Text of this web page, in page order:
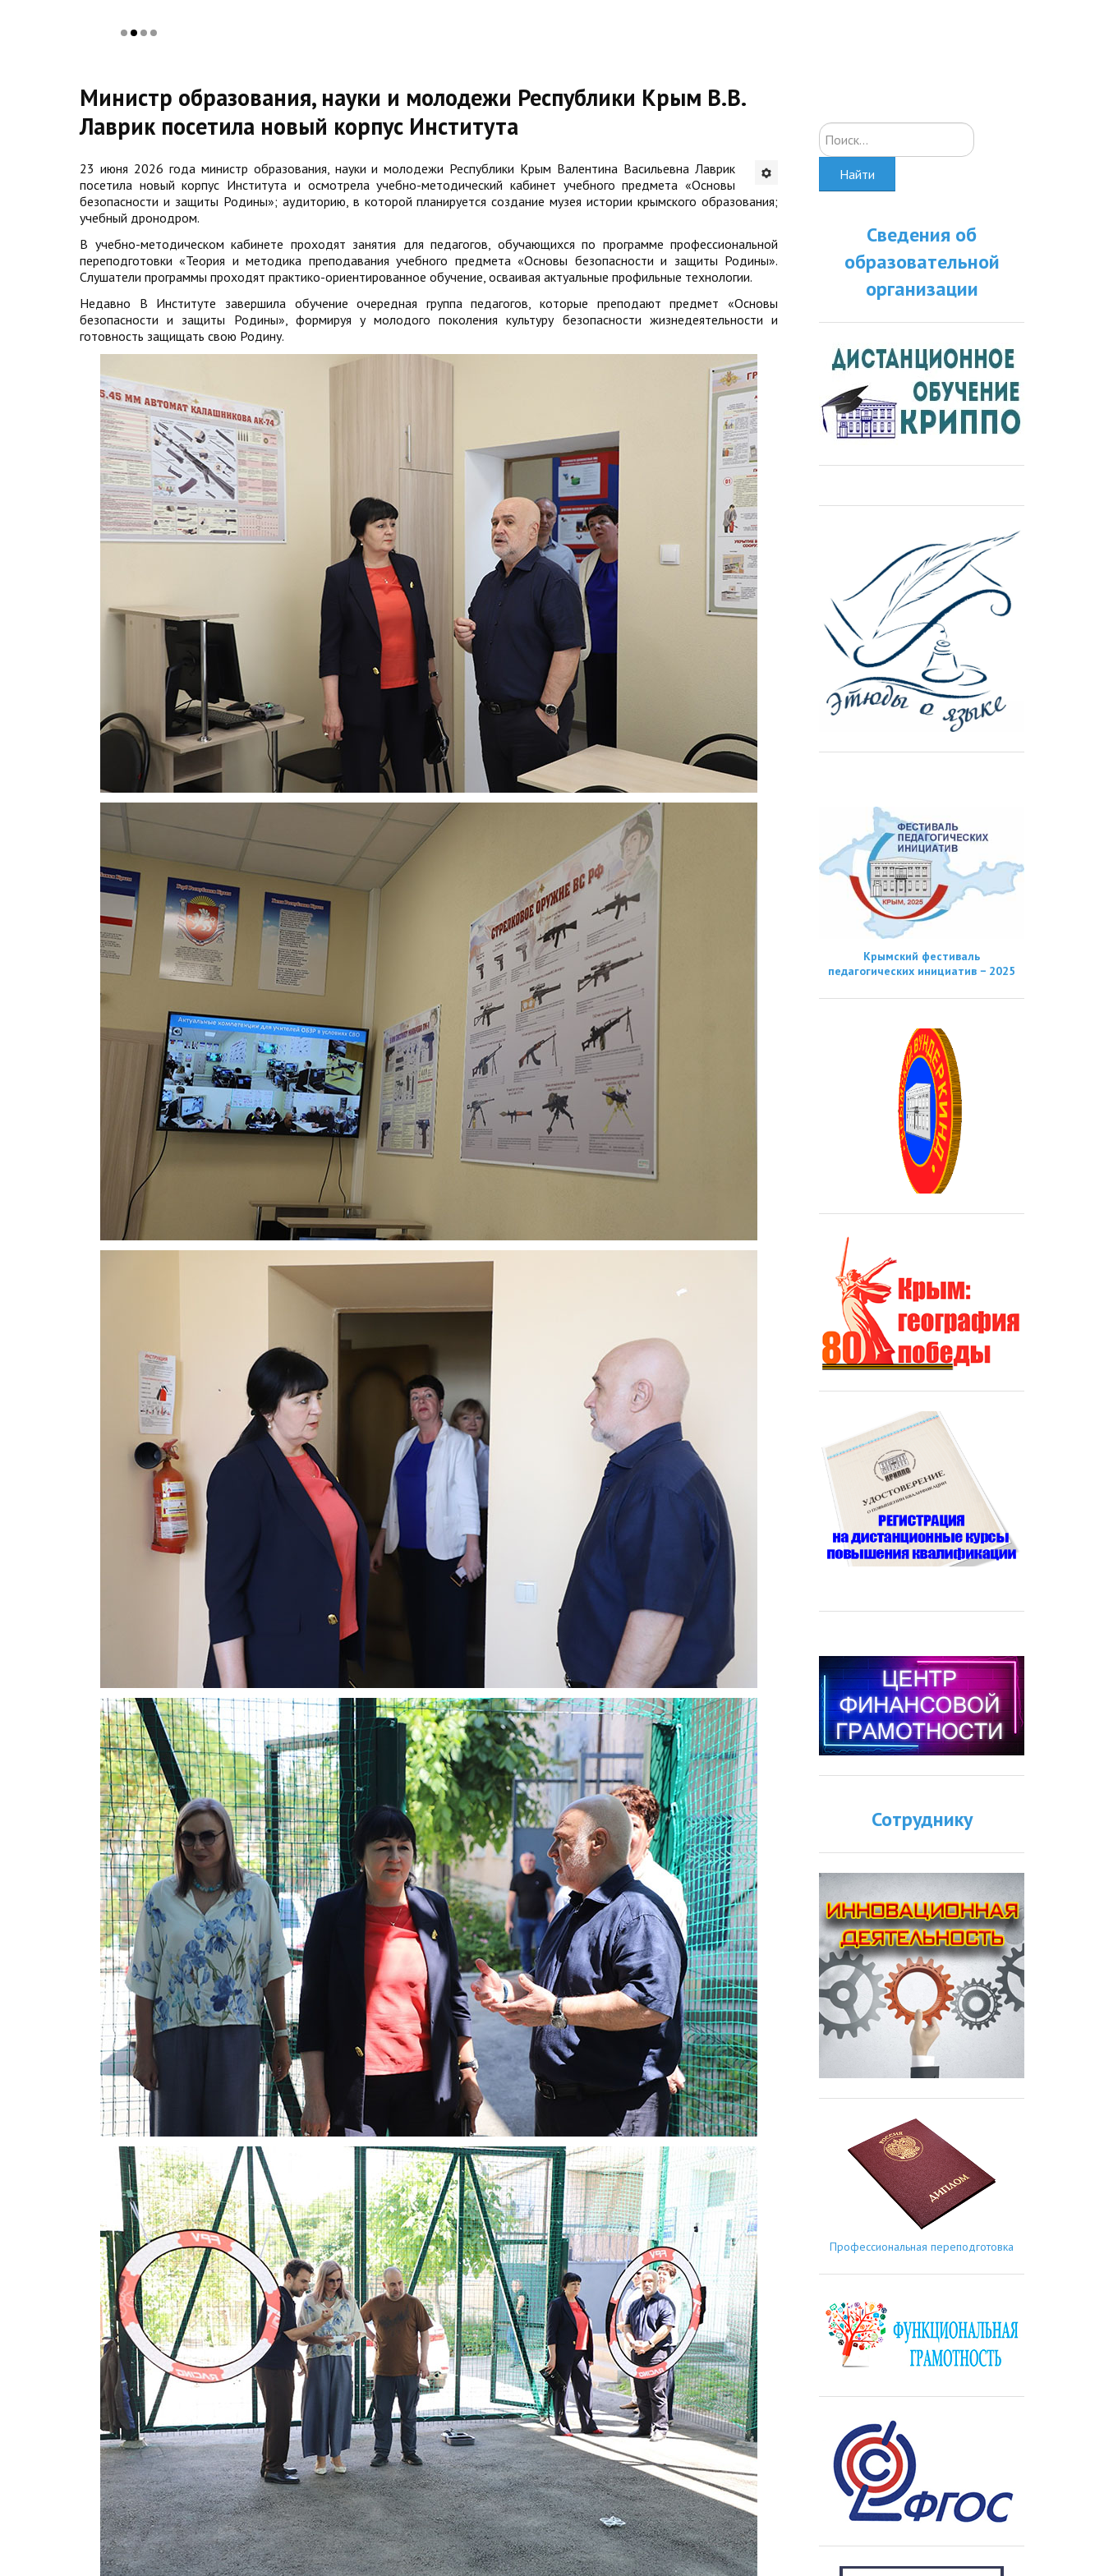
Министр образования, науки и молодежи Республики Крым В.В.
Лаврик посетила новый корпус Института
23 июня 2026 года министр образования, науки и молодежи Республики Крым Валентина Васильевна Лаврик
посетила новый корпус Института и осмотрела учебно-методический кабинет учебного предмета «Основы
безопасности и защиты Родины»; аудиторию, в которой планируется создание музея истории крымского образования;
учебный дронодром.
В учебно-методическом кабинете проходят занятия для педагогов, обучающихся по программе профессиональной
переподготовки «Теория и методика преподавания учебного предмета «Основы безопасности и защиты Родины».
Слушатели программы проходят практико-ориентированное обучение, осваивая актуальные профильные технологии.
Недавно В Институте завершила обучение очередная группа педагогов, которые преподают предмет «Основы
безопасности и защиты Родины», формируя у молодого поколения культуру безопасности жизнедеятельности и
готовность защищать свою Родину.
Искать...
Найти
Сведения об
образовательной
организации
Крымский фестиваль
педагогических инициатив − 2025
Сотруднику
Профессиональная переподготовка